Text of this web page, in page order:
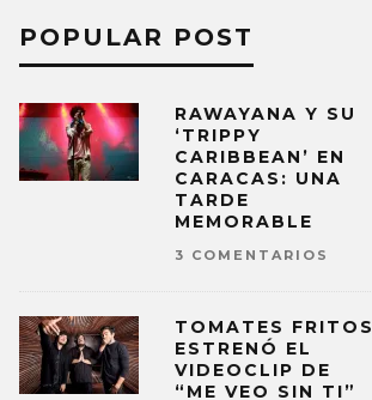
POPULAR POST
RAWAYANA Y SU
‘TRIPPY
CARIBBEAN’ EN
CARACAS: UNA
TARDE
MEMORABLE
3 COMENTARIOS
TOMATES FRITOS
ESTRENÓ EL
VIDEOCLIP DE
“ME VEO SIN TI”